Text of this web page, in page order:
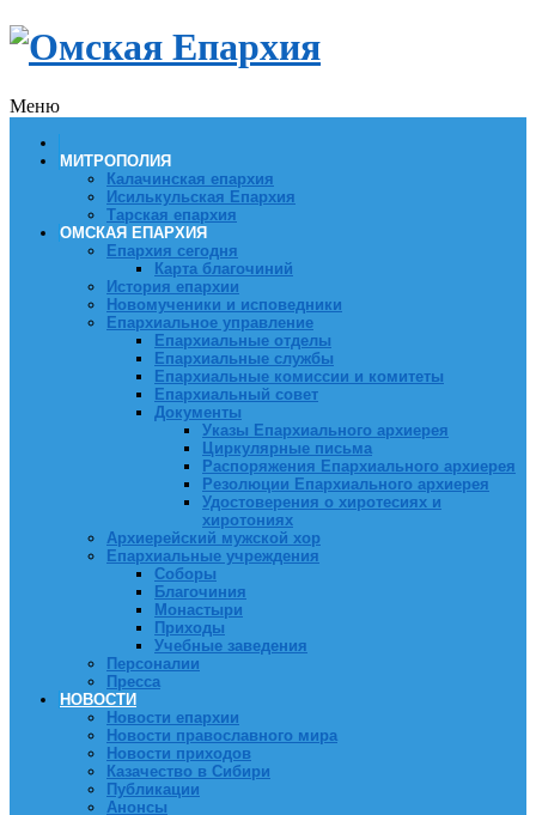
Меню
МИТРОПОЛИЯ
Калачинская епархия
Исилькульская Епархия
Тарская епархия
ОМСКАЯ ЕПАРХИЯ
Епархия сегодня
Карта благочиний
История епархии
Новомученики и исповедники
Епархиальное управление
Епархиальные отделы
Епархиальные службы
Епархиальные комиссии и комитеты
Епархиальный совет
Документы
Указы Епархиального архиерея
Циркулярные письма
Распоряжения Епархиального архиерея
Резолюции Епархиального архиерея
Удостоверения о хиротесиях и
хиротониях
Архиерейский мужской хор
Епархиальные учреждения
Соборы
Благочиния
Монастыри
Приходы
Учебные заведения
Персоналии
Пресса
НОВОСТИ
Новости епархии
Новости православного мира
Новости приходов
Казачество в Сибири
Публикации
Анонсы